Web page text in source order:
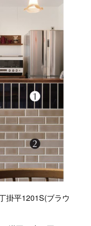
平1201S(ブラウ